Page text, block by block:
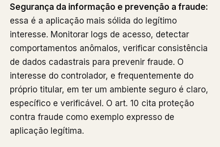
Segurança da informação e prevenção a fraude:
essa é a aplicação mais sólida do legítimo
interesse. Monitorar logs de acesso, detectar
comportamentos anômalos, verificar consistência
de dados cadastrais para prevenir fraude. O
interesse do controlador, e frequentemente do
próprio titular, em ter um ambiente seguro é claro,
específico e verificável. O art. 10 cita proteção
contra fraude como exemplo expresso de
aplicação legítima.